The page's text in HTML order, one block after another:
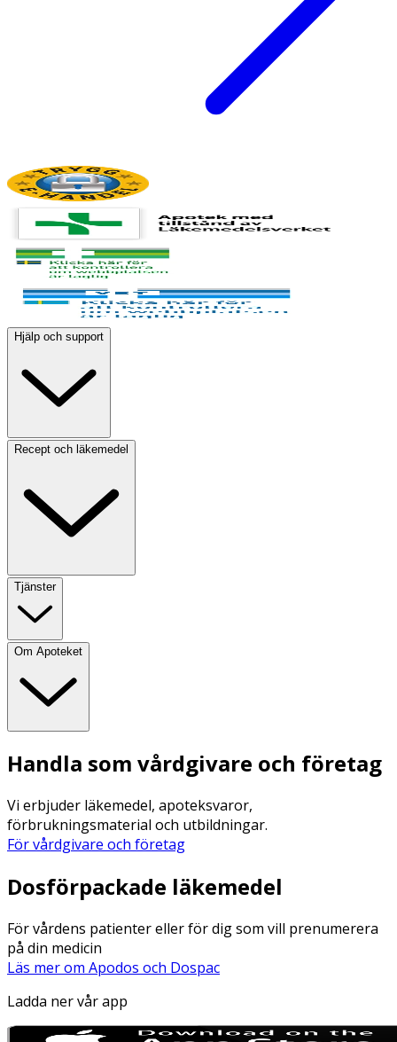
Hjälp och support
Recept och läkemedel
Tjänster
Om Apoteket
Handla som vårdgivare och företag
Vi erbjuder läkemedel, apoteksvaror,
förbrukningsmaterial och utbildningar.
För vårdgivare och företag
Dosförpackade läkemedel
För vårdens patienter eller för dig som vill prenumerera
på din medicin
Läs mer om Apodos och Dospac
Ladda ner vår app